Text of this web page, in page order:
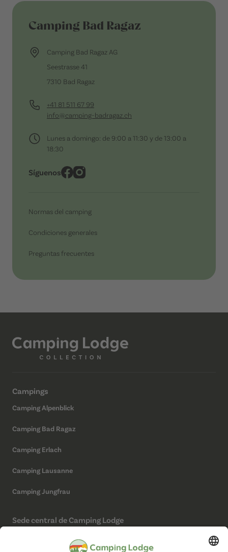
Camping Bad Ragaz
Camping Bad Ragaz AG
Seestrasse 41
7310 Bad Ragaz
+41 81 511 67 99
info@camping-badragaz.ch
Lunes a domingo: de 9:00 a 11:30 y de 13:00 a
18:30
Síguenos
Normas del camping
Condiciones generales
Preguntas frecuentes
Campings
Camping Alpenblick
Camping Bad Ragaz
Camping Erlach
Camping Lausanne
Camping Jungfrau
Sede central de Camping Lodge